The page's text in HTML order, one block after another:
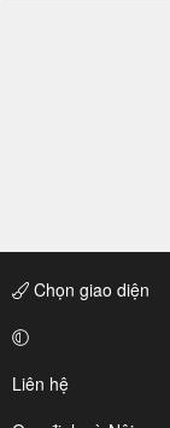
Chọn giao diện
Liên hệ